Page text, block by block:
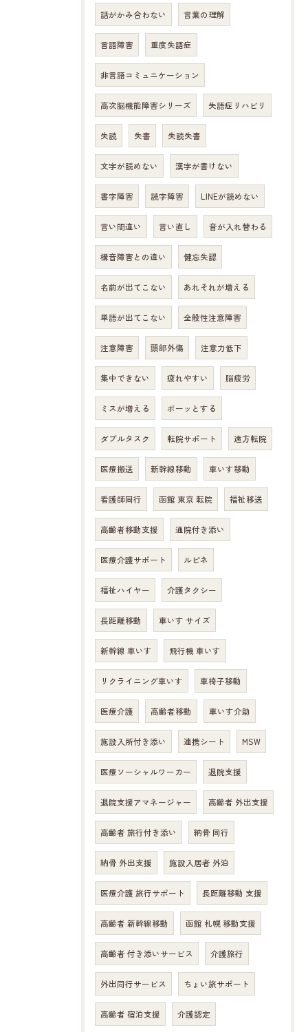
話がかみ合わない 言葉の理解
言語障害 重度失語症
非言語コミュニケーション
高次脳機能障害シリーズ 失語症リハビリ
失読 失書 失読失書
文字が読めない 漢字が書けない
書字障害 読字障害 LINEが読めない
言い間違い 言い直し 音が入れ替わる
構音障害との違い 健忘失認
名前が出てこない あれそれが増える
単語が出てこない 全般性注意障害
注意障害 頭部外傷 注意力低下
集中できない 疲れやすい 脳疲労
ミスが増える ボーッとする
ダブルタスク 転院サポート 遠方転院
医療搬送 新幹線移動 車いす移動
看護師同行 函館 東京 転院 福祉移送
高齢者移動支援 通院付き添い
医療介護サポート ルピネ
福祉ハイヤー 介護タクシー
長距離移動 車いす サイズ
新幹線 車いす 飛行機 車いす
リクライニング車いす 車椅子移動
医療介護 高齢者移動 車いす介助
施設入所付き添い 連携シート MSW
医療ソーシャルワーカー 退院支援
退院支援アマネージャー 高齢者 外出支援
高齢者 旅行付き添い 納骨 同行
納骨 外出支援 施設入居者 外泊
医療介護 旅行サポート 長距離移動 支援
高齢者 新幹線移動 函館 札幌 移動支援
高齢者 付き添いサービス 介護旅行
外出同行サービス ちょい旅サポート
高齢者 宿泊支援 介護認定